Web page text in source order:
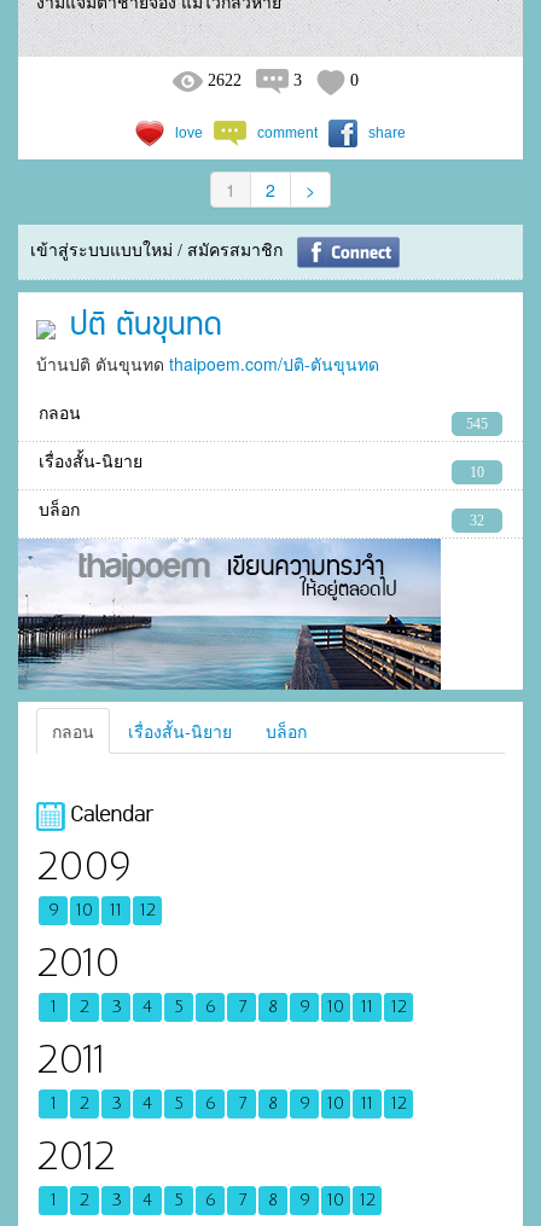
2622 3 0
love comment share
1 2 >
เข้าสู่ระบบแบบใหม่ / สมัครสมาชิก
ปติ ตันขุนทด
บ้านปติ ตันขุนทด thaipoem.com/ปติ-ตันขุนทด
กลอน
545
เรื่องสั้น-นิยาย
10
บล็อก
32
กลอน เรื่องสั้น-นิยาย บล็อก
Calendar
2009
9 10 11 12
2010
1 2 3 4 5 6 7 8 9 10 11 12
2011
1 2 3 4 5 6 7 8 9 10 11 12
2012
1 2 3 4 5 6 7 8 9 10 12